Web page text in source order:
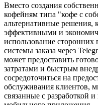
Вместо создания
кофейням типа "кофе с
альтернативные решения,
эффективными и
использование сторонних
системы заказа через
может предоставить
затратами и быстрым
сосредоточиться на
обслуживания клиентов,
связанные с разработкой